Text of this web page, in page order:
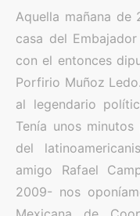
Aquella mañana de
casa del
con el entonces
Porfirio Muñoz
al legendario
Tenía unos
del
amigo Rafael
2009- nos